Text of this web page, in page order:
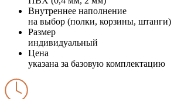
Внутреннее наполнение
на выбор (полки, корзины, штанги)
Размер
индивидуальный
Цена
указана за базовую комплектацию